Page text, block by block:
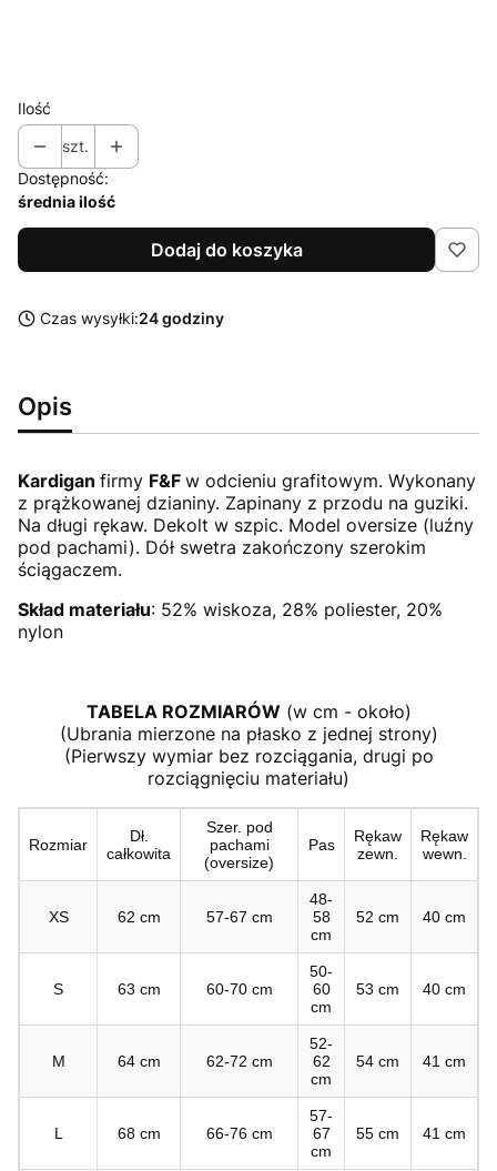
Ilość
szt.
Dostępność:
średnia ilość
Dodaj do koszyka
Czas wysyłki:24 godziny
Opis
Kardigan firmy F&F w odcieniu grafitowym. Wykonany
z prążkowanej dzianiny. Zapinany z przodu na guziki.
Na długi rękaw. Dekolt w szpic. Model oversize (luźny
pod pachami). Dół swetra zakończony szerokim
ściągaczem.
Skład materiału: 52% wiskoza, 28% poliester, 20%
nylon
TABELA ROZMIARÓW(w cm - około)
(Ubrania mierzone na płasko z jednej strony)
(Pierwszy wymiar bez rozciągania, drugi po
rozciągnięciu materiału)
Rozmiar
Dł.
całkowita
Szer. pod
pachami
(oversize)
Pas
Rękaw
zewn.
Rękaw
wewn.
XS 62 cm 57-67 cm
48-
58
cm
52 cm 40 cm
S 63 cm 60-70 cm
50-
60
cm
53 cm 40 cm
M 64 cm 62-72 cm
52-
62
cm
54 cm 41 cm
L 68 cm 66-76 cm
57-
67
cm
55 cm 41 cm